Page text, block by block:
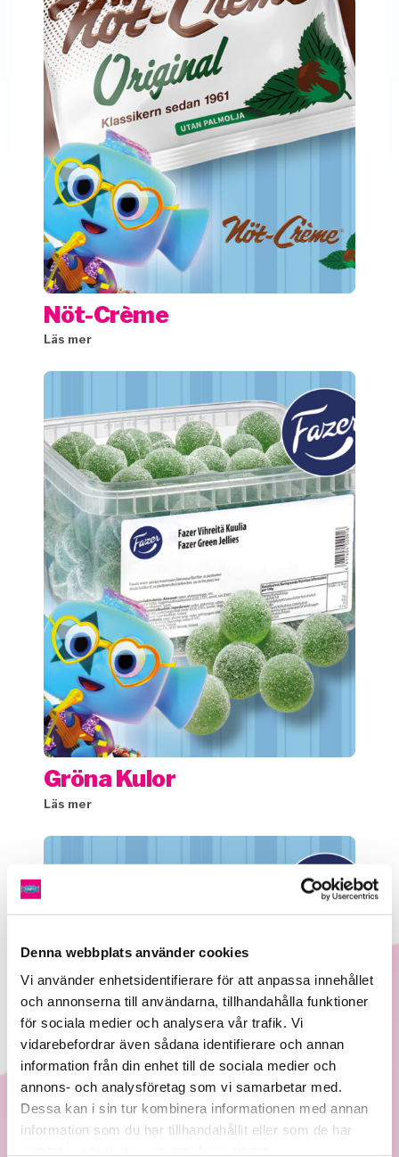
Denna webbplats använder cookies
Vi använder enhetsidentifierare för att anpassa innehållet
och annonserna till användarna, tillhandahålla funktioner
för sociala medier och analysera vår trafik. Vi
vidarebefordrar även sådana identifierare och annan
information från din enhet till de sociala medier och
annons- och analysföretag som vi samarbetar med.
Dessa kan i sin tur kombinera informationen med annan
information som du har tillhandahållit eller som de har
Nöt-Crème
Läs mer
Gröna Kulor
Läs mer